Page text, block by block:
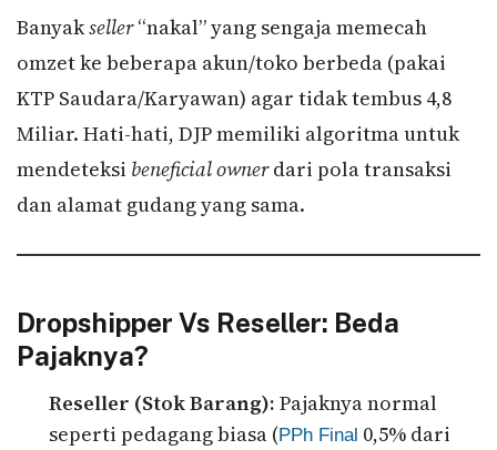
Banyakseller“nakal” yang sengaja memecah
omzet ke beberapa akun/toko berbeda (pakai
KTP Saudara/Karyawan) agar tidak tembus 4,8
Miliar. Hati-hati, DJP memiliki algoritma untuk
mendeteksi beneficial ownerdari pola transaksi
dan alamat gudang yang sama.
Dropshipper Vs Reseller: Beda
Pajaknya?
Reseller (Stok Barang): Pajaknya normal
seperti pedagang biasa (PPh Final 0,5% dari